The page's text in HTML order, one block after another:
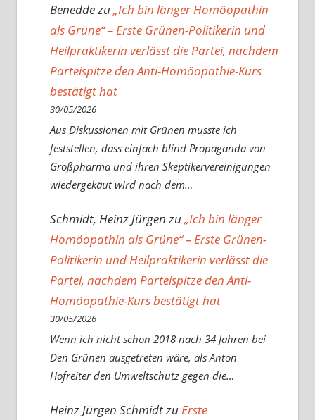
Beneddezu„Ich bin länger Homöopathin
als Grüne“ – Erste Grünen-Politikerin und
Heilpraktikerin verlässt die Partei, nachdem
Parteispitze den Anti-Homöopathie-Kurs
bestätigt hat
30/05/2026
Aus Diskussionen mit Grünen musste ich
feststellen, dass einfach blind Propaganda von
Großpharma und ihren Skeptikervereinigungen
wiedergekäut wird nach dem…
Schmidt, Heinz Jürgenzu„Ich bin länger
Homöopathin als Grüne“ – Erste Grünen-
Politikerin und Heilpraktikerin verlässt die
Partei, nachdem Parteispitze den Anti-
Homöopathie-Kurs bestätigt hat
30/05/2026
Wenn ich nicht schon 2018 nach 34 Jahren bei
Den Grünen ausgetreten wäre, als Anton
Hofreiter den Umweltschutz gegen die…
Heinz Jürgen SchmidtzuErste